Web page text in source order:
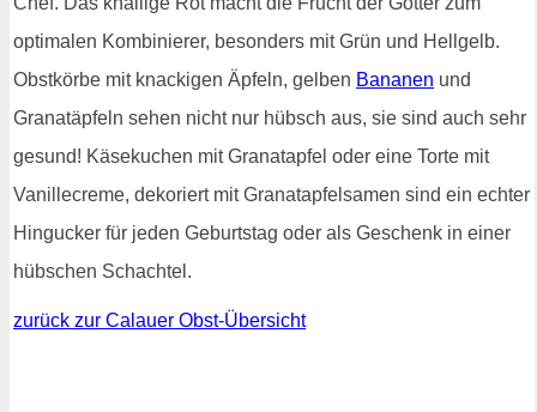
optimalen Kombinierer, besonders mit Grün und Hellgelb.
Obstkörbe mit knackigen Äpfeln, gelben Bananen und
Granatäpfeln sehen nicht nur hübsch aus, sie sind auch sehr
gesund! Käsekuchen mit Granatapfel oder eine Torte mit
Vanillecreme, dekoriert mit Granatapfelsamen sind ein echter
Hingucker für jeden Geburtstag oder als Geschenk in einer
hübschen Schachtel.
zurück zur Calauer Obst-Übersicht